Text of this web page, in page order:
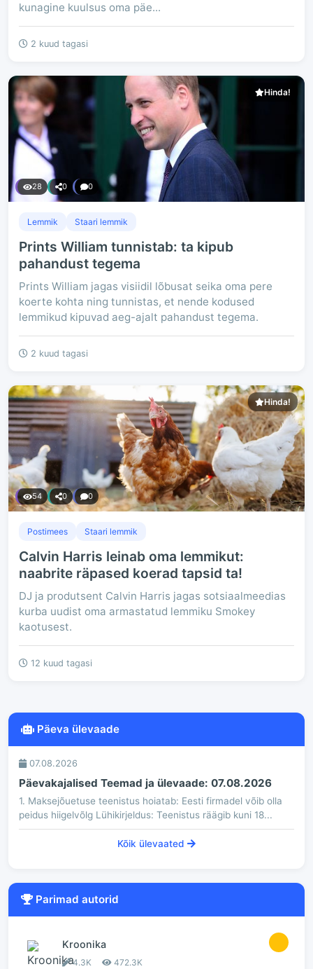
kunagine kuulsus oma päe...
2 kuud tagasi
Hinda!
28 0 0
Lemmik Staari lemmik
Prints William tunnistab: ta kipub
pahandust tegema
Prints William jagas visiidil lõbusat seika oma pere
koerte kohta ning tunnistas, et nende kodused
lemmikud kipuvad aeg-ajalt pahandust tegema.
2 kuud tagasi
Hinda!
54 0 0
Postimees Staari lemmik
Calvin Harris leinab oma lemmikut:
naabrite räpased koerad tapsid ta!
DJ ja produtsent Calvin Harris jagas sotsiaalmeedias
kurba uudist oma armastatud lemmiku Smokey
kaotusest.
12 kuud tagasi
Päeva ülevaade
07.08.2026
Päevakajalised Teemad ja ülevaade: 07.08.2026
1. Maksejõuetuse teenistus hoiatab: Eesti firmadel võib olla
peidus hiigelvõlg Lühikirjeldus: Teenistus räägib kuni 18...
Kõik ülevaated
Parimad autorid
Kroonika
4.3K 472.3K